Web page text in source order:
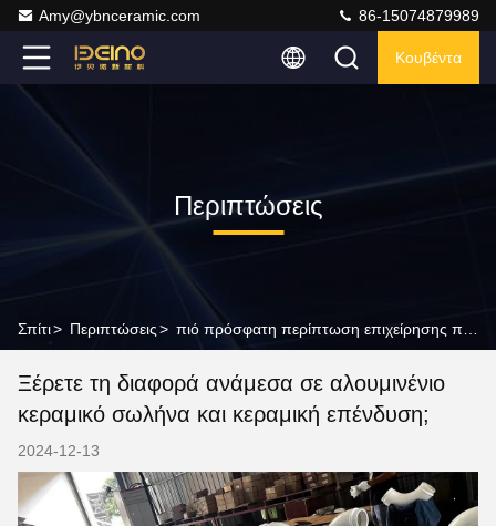
Amy@ybnceramic.com 86-15074879989
Κουβέντα
Περιπτώσεις
Σπίτι> Περιπτώσεις>
Ξέρετε τη διαφορά ανάμεσα σε αλουμινένιο
κεραμικό σωλήνα και κεραμική επένδυση;
2024-12-13